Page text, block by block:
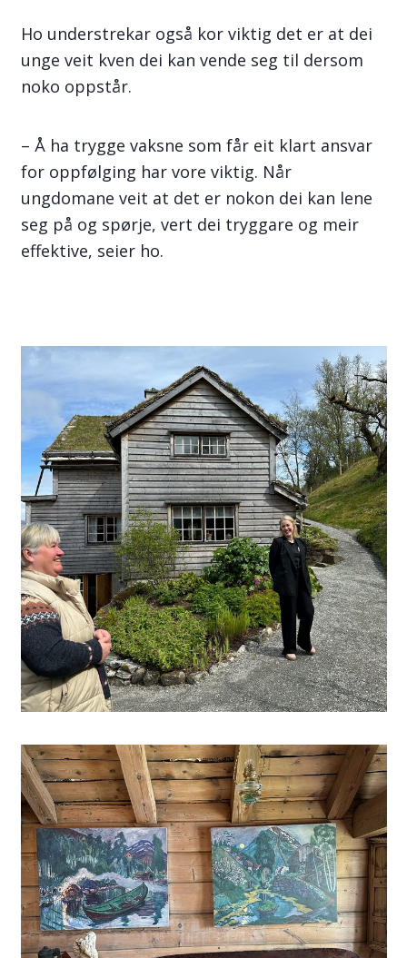
Ho understrekar også kor viktig det er at dei
unge veit kven dei kan vende seg til dersom
noko oppstår.
– Å ha trygge vaksne som får eit klart ansvar
for oppfølging har vore viktig. Når
ungdomane veit at det er nokon dei kan lene
seg på og spørje, vert dei tryggare og meir
effektive, seier ho.